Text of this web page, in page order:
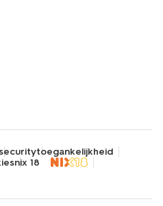
toegankelijkheid
nix 18